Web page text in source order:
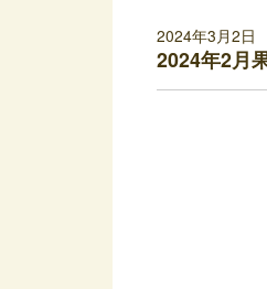
2024年3月2日
2024年2月